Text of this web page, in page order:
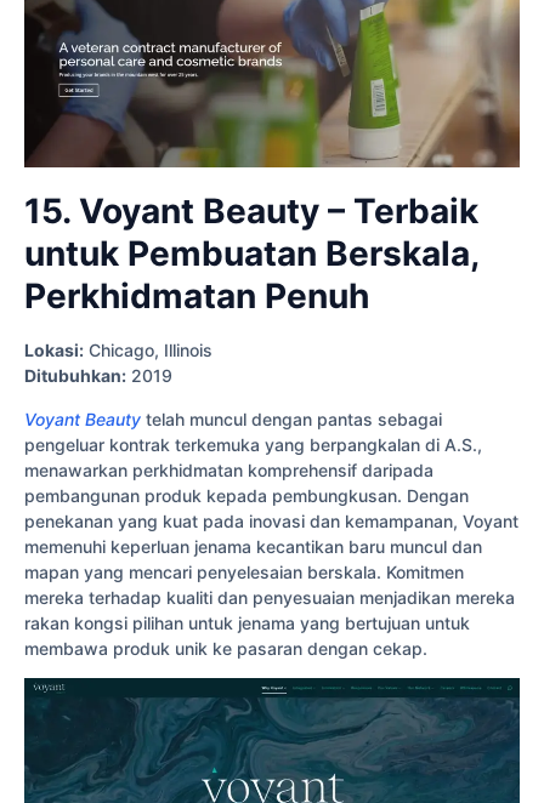
15. Voyant Beauty – Terbaik
untuk Pembuatan Berskala,
Perkhidmatan Penuh
Lokasi: Chicago, Illinois
Ditubuhkan: 2019
Voyant Beauty telah muncul dengan pantas sebagai
pengeluar kontrak terkemuka yang berpangkalan di A.S.,
menawarkan perkhidmatan komprehensif daripada
pembangunan produk kepada pembungkusan. Dengan
penekanan yang kuat pada inovasi dan kemampanan, Voyant
memenuhi keperluan jenama kecantikan baru muncul dan
mapan yang mencari penyelesaian berskala. Komitmen
mereka terhadap kualiti dan penyesuaian menjadikan mereka
rakan kongsi pilihan untuk jenama yang bertujuan untuk
membawa produk unik ke pasaran dengan cekap.